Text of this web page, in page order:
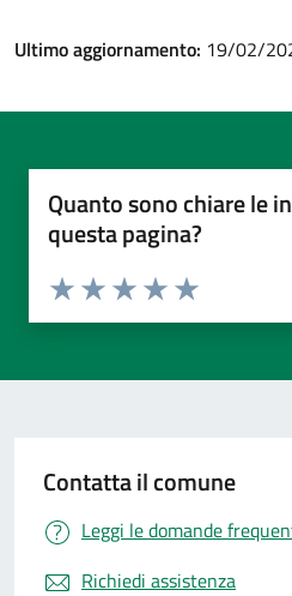
Ultimo aggiornamento: 19/02/
Quanto sono chiare le
questa pagina?
Valuta da 1 a 5 stelle la pagina
Valuta 5
Valuta 4 stelle su
Valuta 3 stelle su 5
Valuta 2 stelle su 5
Valuta 1 stelle su 5
Contatta il comune
Leggi le domande
Richiedi assistenza